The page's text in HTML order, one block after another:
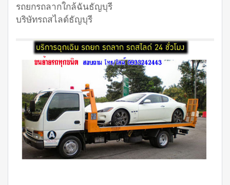
รถยกรถลากใกล้ฉันธัญบุรี
บริษัทรถสไลด์ธัญบุรี